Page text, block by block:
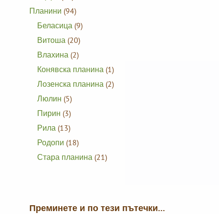
Планини (94)
Беласица (9)
Витоша (20)
Влахина (2)
Конявска планина (1)
Лозенска планина (2)
Люлин (5)
Пирин (3)
Рила (13)
Родопи (18)
Стара планина (21)
Преминете и по тези пътечки…